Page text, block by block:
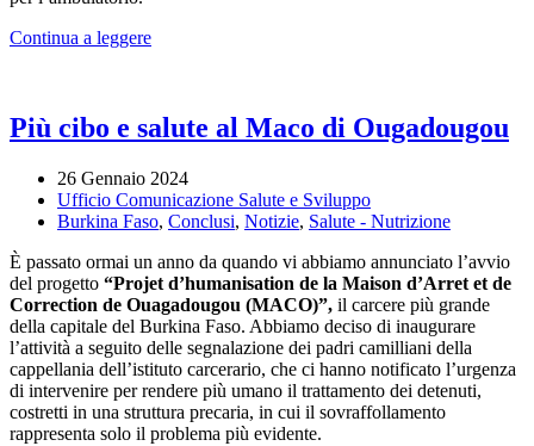
Continua a leggere
Più cibo e salute al Maco di Ougadougou
26 Gennaio 2024
Ufficio Comunicazione Salute e Sviluppo
Burkina Faso, Conclusi, Notizie, Salute - Nutrizione
È passato ormai un anno da quando vi abbiamo annunciato l’avvio
del progetto “Projet d’humanisation de la Maison d’Arret et de
Correction de Ouagadougou (MACO)”, il carcere più grande
della capitale del Burkina Faso. Abbiamo deciso di inaugurare
l’attività a seguito delle segnalazione dei padri camilliani della
cappellania dell’istituto carcerario, che ci hanno notificato l’urgenza
di intervenire per rendere più umano il trattamento dei detenuti,
costretti in una struttura precaria, in cui il sovraffollamento
rappresenta solo il problema più evidente.